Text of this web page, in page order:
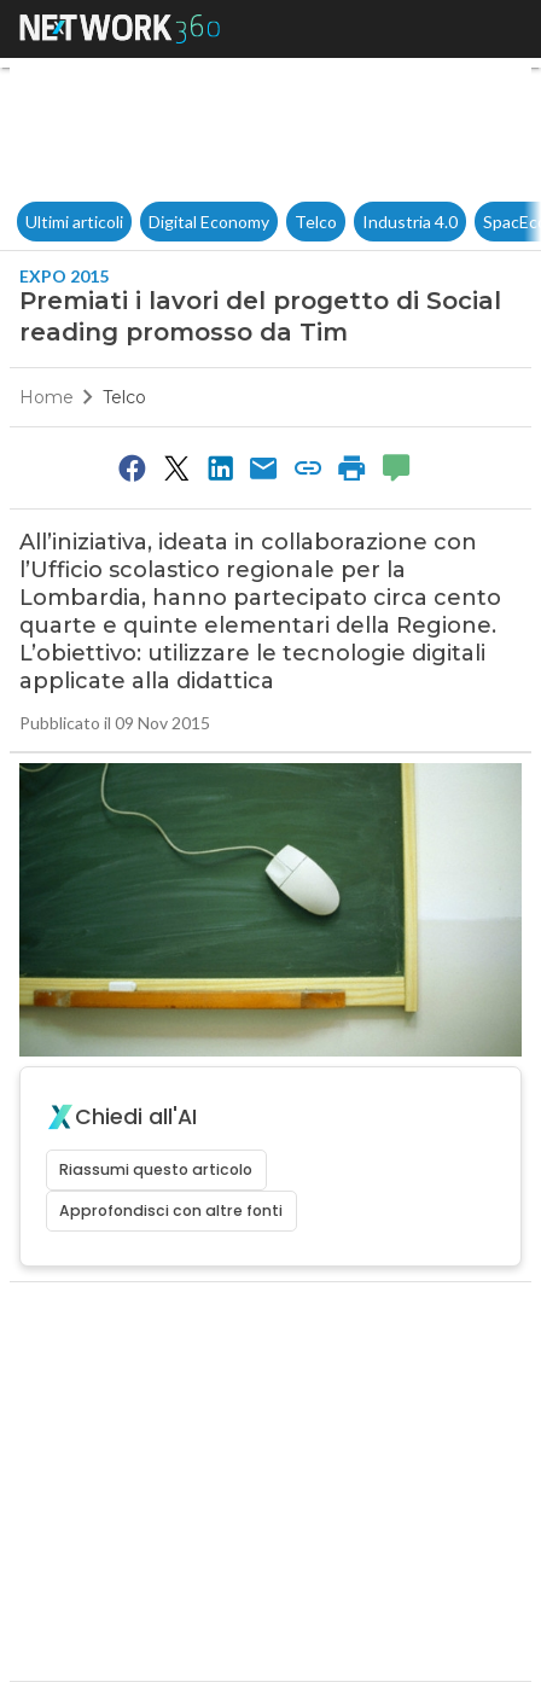
Premiati i lavori del progetto
Ultimi articoli Digital Economy Telco Industria 4.0
EXPO 2015
Premiati i lavori del progetto di Social
reading promosso da Tim
Home Telco
All’iniziativa, ideata in collaborazione con
l’Ufficio scolastico regionale per la
Lombardia, hanno partecipato circa cento
quarte e quinte elementari della Regione.
L’obiettivo: utilizzare le tecnologie digitali
applicate alla didattica
Pubblicato il 09 Nov 2015
Chiedi all'AI
Riassumi questo articolo
Approfondisci con altre fonti